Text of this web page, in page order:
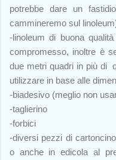
potrebbe dare un
cammineremo sul
-linoleum di buona
compromesso, inoltre è
due metri quadri in più di
utilizzare in base alle
-biadesivo (meglio non
-taglierino
-forbici
-diversi pezzi di
o anche in edicola al